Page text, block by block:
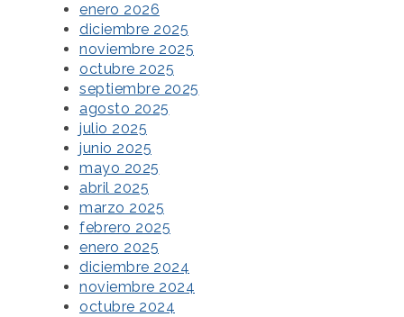
enero 2026
diciembre 2025
noviembre 2025
octubre 2025
septiembre 2025
agosto 2025
julio 2025
junio 2025
mayo 2025
abril 2025
marzo 2025
febrero 2025
enero 2025
diciembre 2024
noviembre 2024
octubre 2024